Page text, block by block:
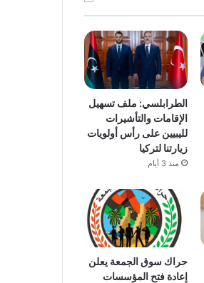
الطرابلسي: ملف تسهيل
الإقامات والتأشيرات
لليبيين على رأس أولويات
زيارتنا لتركيا
منذ 3 أيام
حراك سوق الجمعة يعلن
إعادة فتح المؤسسات